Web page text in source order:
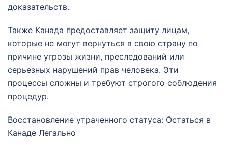
доказательств.
Также Канада предоставляет защиту лицам,
которые не могут вернуться в свою страну по
причине угрозы жизни, преследований или
серьезных нарушений прав человека. Эти
процессы сложны и требуют строгого соблюдения
процедур.
Восстановление утраченного статуса: Остаться в
Канаде Легально